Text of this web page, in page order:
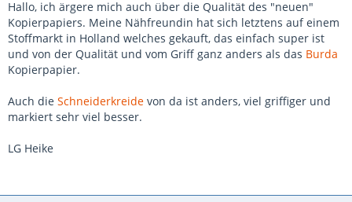
Hallo, ich ärgere mich auch über die Qualität des "neuen"
Kopierpapiers. Meine Nähfreundin hat sich letztens auf einem
Stoffmarkt in Holland welches gekauft, das einfach super ist
und von der Qualität und vom Griff ganz anders als das Burda
Kopierpapier.
Auch die Schneiderkreide von da ist anders, viel griffiger und
markiert sehr viel besser.
LG Heike